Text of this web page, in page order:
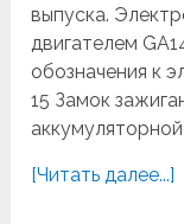
выпуска.
двигателем
обозначения к
15 Замок
[Читать далее...]